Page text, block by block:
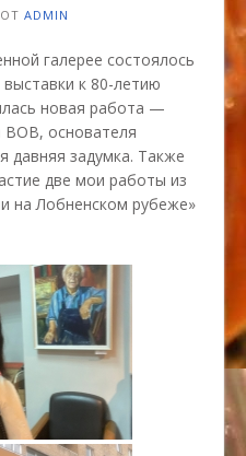
ОТ ADMIN
галерее состоялось
к 80-летию
новая работа —
ВОВ, основателя
давняя задумка. Также
две мои работы из
на Лобненском рубеже»